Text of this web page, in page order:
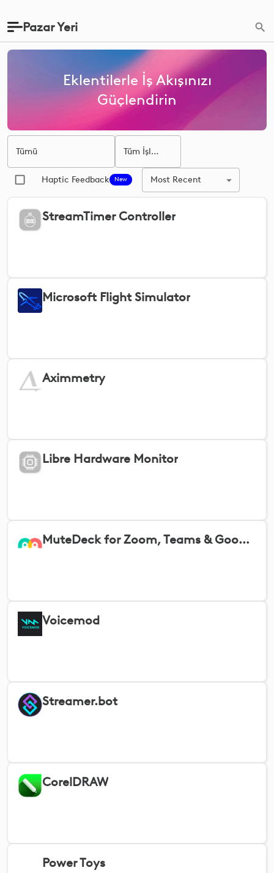
Pazar Yeri
Eklentilerle İş Akışınızı
Güçlendirin
Tümü Tüm İşletim Sistemleri
Haptic Feedback New Most Recent
StreamTimer Controller
Microsoft Flight Simulator
Aximmetry
Libre Hardware Monitor
MuteDeck for Zoom, Teams & Google Meet
Voicemod
Streamer.bot
CorelDRAW
Power Toys